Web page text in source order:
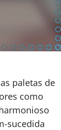
paletas de
como
sucedida